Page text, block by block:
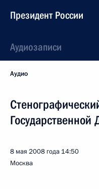
Президент России
Аудиозаписи
Аудио
Государственной
8 мая 2008 года 14:50
Москва